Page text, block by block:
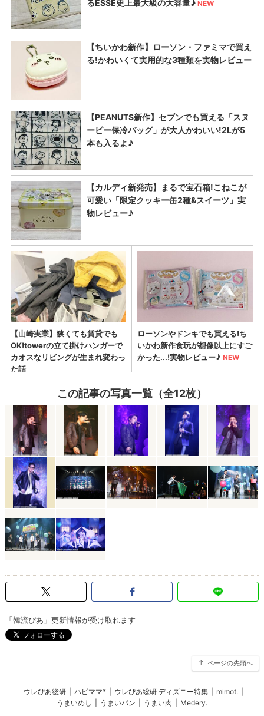
この記事の写真一覧（全12枚）
「韓流ぴあ」更新情報が受け取れます
ページの先頭へ
ウレぴあ総研 ハピママ* ウレぴあ総研 ディズニー特集 mimot.
うまいめし
うまいパン うまい肉 Medery.